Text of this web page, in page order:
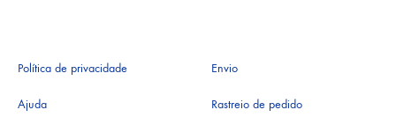
Política de privacidade
Ajuda
Envio
Rastreio de pedido